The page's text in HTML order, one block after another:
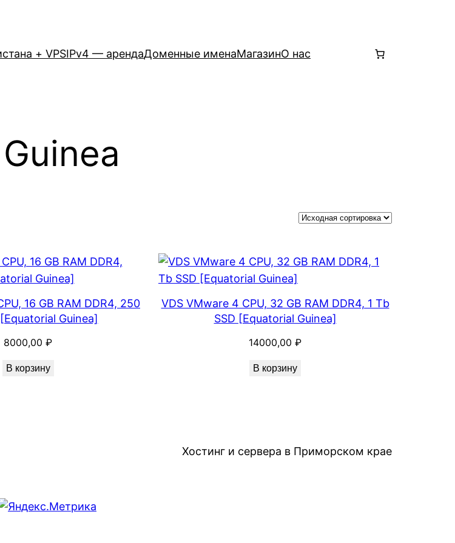
+ VPSIPv4 — арендаДоменные именаМагазинО нас
16 GB RAM DDR4, 250
Guinea]
8000,00 ₽
В корзину
VDS VMware 4 CPU, 32 GB RAM DDR4, 1 Tb
SSD [Equatorial Guinea]
14000,00 ₽
В корзину
Хостинг и сервера в Приморском крае